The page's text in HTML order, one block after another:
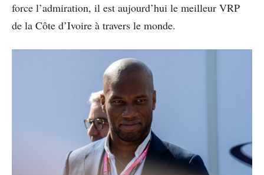
force l’admiration, il est aujourd’hui le meilleur VRP
de la Côte d’Ivoire à travers le monde.